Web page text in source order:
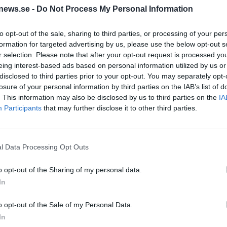
- Do Not Process My Personal Information
opt-out of the sale, sharing to third parties, or processing of your
for targeted advertising by us, please use the below opt-out
selection. Please note that after your opt-out request is processed
interest-based ads based on personal information utilized by us
to third parties prior to your opt-out. You may separately
of your personal information by third parties on the IAB’s list of
This information may also be disclosed by us to third parties on the
Participants that may further disclose it to other third parties.
Data Processing Opt Outs
opt-out of the Sharing of my personal data.
opt-out of the Sale of my Personal Data.
och till en början var bottenvåningen inte öppen för
andas hela stället europeisk mat-, krog- och ölkultur
ett mecka för alla som älskar belgiska brygder.
med samma imponerande bredd på utbudet – här
hörn av ”ölets Disneyland”.